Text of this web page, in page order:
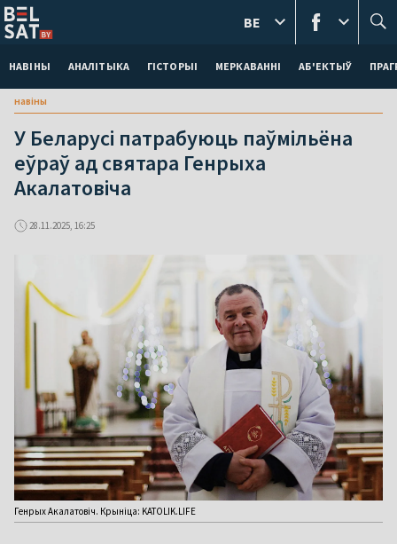
НАВІНЫ АНАЛІТЫКА ГІСТОРЫІ МЕРКАВАННI АБ'ЕКТЫЎ
BE
навіны
У Беларусі патрабуюць паўмільёна
еўраў ад святара Генрыха
Акалатовіча
28.11.2025, 16:25
Генрых Акалатовіч. Крыніца: KATOLIK.LIFE